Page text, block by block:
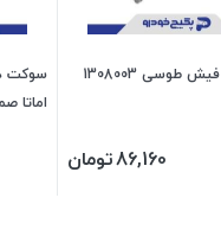
سوکت دو فیش طوسی 1308003
86,160تومان
اماتا